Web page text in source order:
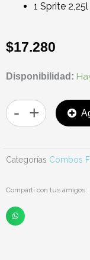
1 Sprite
$17.280
Disponibilidad:
-
COMBO
VODKA
SKYY
1
SPRITE
cantidad
+
Categorías Combos
Compartí con tus amigos: